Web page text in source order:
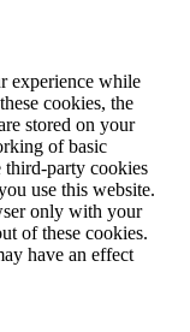
experience while
cookies, the
stored on your
of basic
third-party cookies
use this website.
only with your
of these cookies.
have an effect